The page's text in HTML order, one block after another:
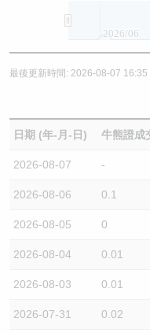
2026/06
最後更新時間: 2026-08-07 16:35
日期 (年-月-日) 牛熊證成
2026-08-07 -
2026-08-06 0.1
2026-08-05 0
2026-08-04 0.01
2026-08-03 0.01
2026-07-31 0.02